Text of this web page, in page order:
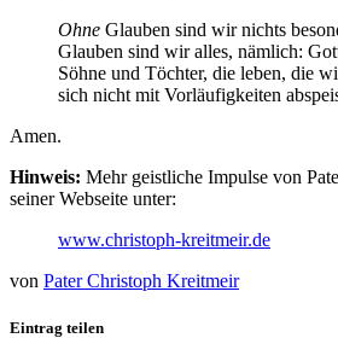
Ohne Glauben sind wir nichts
Glauben sind wir alles, nämlich:
Söhne und Töchter, die leben, die
sich nicht mit Vorläufigkeiten
Amen.
Hinweis: Mehr geistliche Impulse von
seiner Webseite unter:
www.christoph-kreitmeir.de
von Pater Christoph Kreitmeir
Eintrag teilen